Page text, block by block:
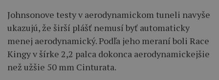
Johnsonove testy v aerodynamickom tuneli navyše
ukazujú, že širší plášť nemusí byť automaticky
menej aerodynamický. Podľa jeho meraní boli Race
Kingy v šírke 2,2 palca dokonca aerodynamickejšie
než užšie 50 mm Cinturata.